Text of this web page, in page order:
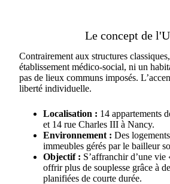
Le concept de
Contrairement aux structures
établissement médico-social, ni un
pas de lieux communs imposés.
liberté individuelle.
Localisation : 14 appartements
et 14 rue Charles III à Nancy.
Environnement : Des
immeubles gérés par le bailleur
Objectif : S’affranchir d’une
offrir plus de souplesse grâce à
planifiées de courte durée.